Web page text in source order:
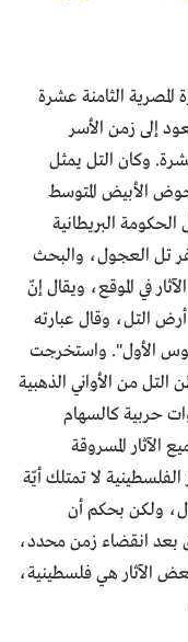
المصرية الثامنة عشرة
تعود إلى زمن الأسر
وكان التل يمثل
الأبيض المتوسط
1920 ومع احتلال الحكومة البريطانية
تل العجول، والبحث
في الموقع، ويقال إنّ
أرض التل، وقال عبارته
الأول". واستخرجت
التل من الأواني الذهبية
حربية كالسهام
الآثار المسروقة
الفلسطينية لا تمتلك أيّة
ولكن بحكم أن
بعد انقضاء زمن محدد،
الآثار هي فلسطينية،